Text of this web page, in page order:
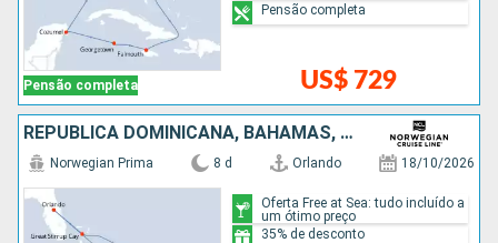
Pensão completa US$ 729
Pensão completa
REPUBLICA DOMINICANA, BAHAMAS, ESTADOS UNIDOS
Norwegian Prima 8 d Orlando 18/10/2026
Oferta Free at Sea: tudo incluído a
um ótimo preço
35% de desconto